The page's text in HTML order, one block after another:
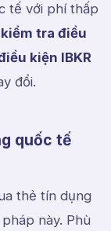
tế với phí thấp
tra điều
kiện IBKR
đổi.
quốc tế
thẻ tín dụng
này. Phù